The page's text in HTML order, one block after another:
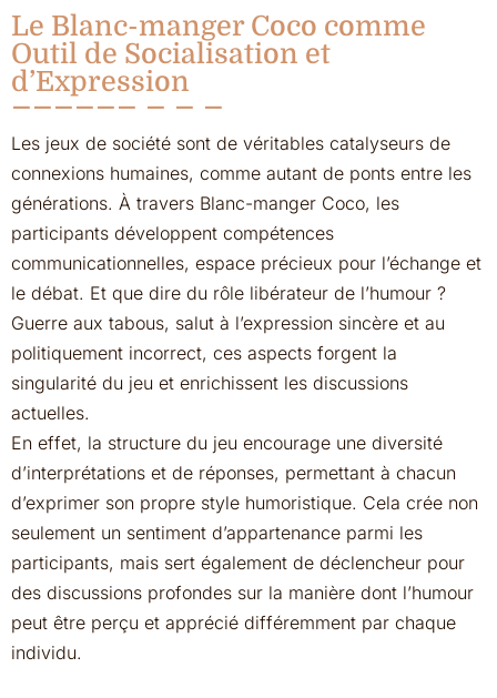
Le Blanc-manger Coco comme
Outil de Socialisation et
d’Expression
Les jeux de société sont de véritables catalyseurs de
connexions humaines, comme autant de ponts entre les
générations. À travers Blanc-manger Coco, les
participants développent compétences
communicationnelles, espace précieux pour l’échange et
le débat. Et que dire du rôle libérateur de l’humour ?
Guerre aux tabous, salut à l’expression sincère et au
politiquement incorrect, ces aspects forgent la
singularité du jeu et enrichissent les discussions
actuelles.
En effet, la structure du jeu encourage une diversité
d’interprétations et de réponses, permettant à chacun
d’exprimer son propre style humoristique. Cela crée non
seulement un sentiment d’appartenance parmi les
participants, mais sert également de déclencheur pour
des discussions profondes sur la manière dont l’humour
peut être perçu et apprécié différemment par chaque
individu.